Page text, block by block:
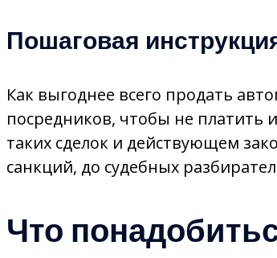
Пошаговая
Как выгоднее всего продать
посредников, чтобы не платить
таких сделок и действующем
санкций, до судебных
Что